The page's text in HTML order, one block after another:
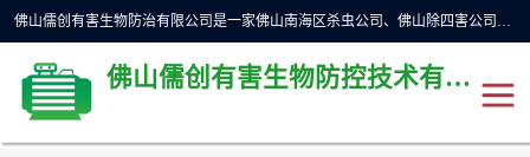
佛山儒创有害生物防治有限公司是一家佛山南海区杀虫公司、佛山除四害公司、佛山灭白蚁公司、佛山白蚁防治公司，让您远离虫害困扰。要问佛山白蚁防治哪家好？佛山儒创有害生物防治有限公司全佛山、广州，正规公司，上门勘查，可靠，售后有保障。
佛山儒创有害生物防控技术有限公司